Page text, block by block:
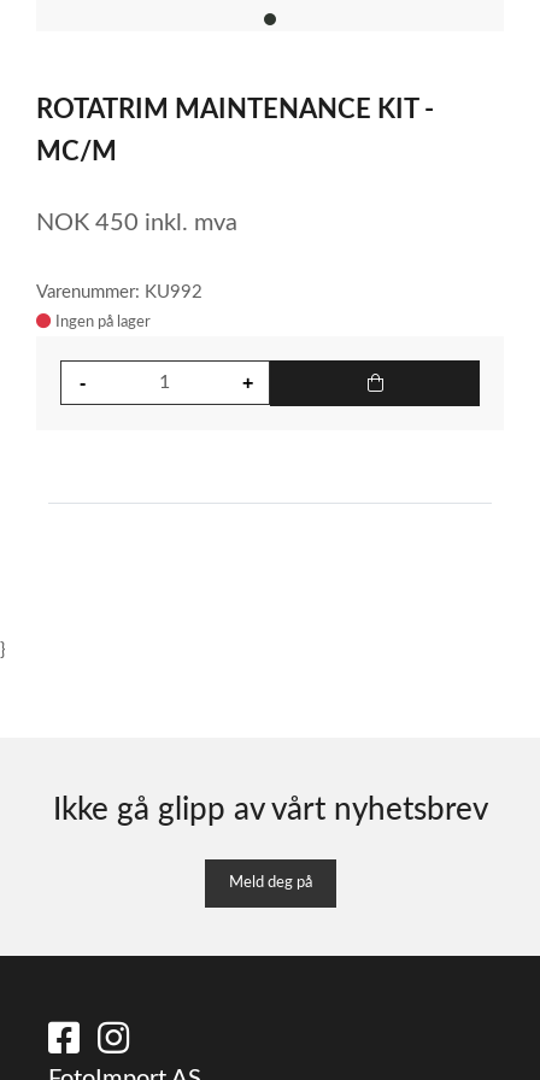
item
of
1
ROTATRIM MAINTENANCE KIT -
MC/M
NOK 450 inkl. mva
Varenummer: KU992
Ingen på lager
}
Ikke gå glipp av vårt nyhetsbrev
Meld deg på